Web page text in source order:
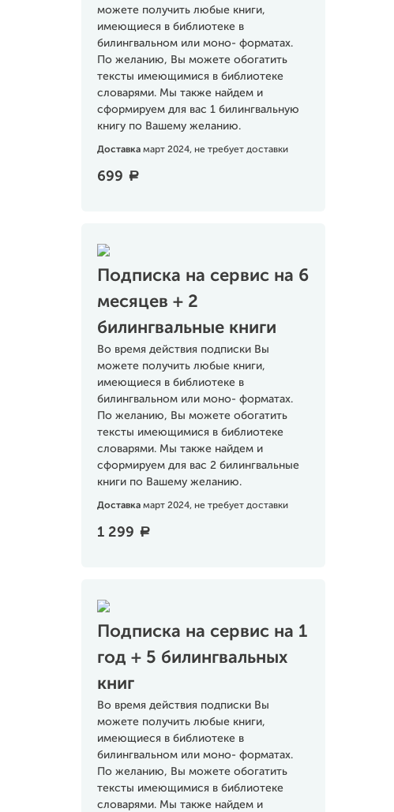
можете получить любые книги,
имеющиеся в библиотеке в
билингвальном или моно- форматах.
По желанию, Вы можете обогатить
тексты имеющимися в библиотеке
словарями. Мы также найдем и
сформируем для вас 1 билингвальную
книгу по Вашему желанию.
Доставка март 2024, не требует доставки
699 a
Подписка на сервис на 6
месяцев + 2
билингвальные книги
Во время действия подписки Вы
можете получить любые книги,
имеющиеся в библиотеке в
билингвальном или моно- форматах.
По желанию, Вы можете обогатить
тексты имеющимися в библиотеке
словарями. Мы также найдем и
сформируем для вас 2 билингвальные
книги по Вашему желанию.
Доставка март 2024, не требует доставки
1 299 a
Подписка на сервис на 1
год + 5 билингвальных
книг
Во время действия подписки Вы
можете получить любые книги,
имеющиеся в библиотеке в
билингвальном или моно- форматах.
По желанию, Вы можете обогатить
тексты имеющимися в библиотеке
словарями. Мы также найдем и